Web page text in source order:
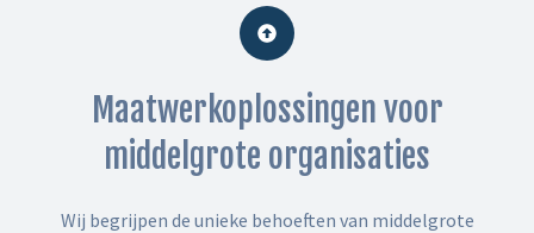
Maatwerkoplossingen voor
middelgrote organisaties
Wij begrijpen de unieke behoeften van middelgrote